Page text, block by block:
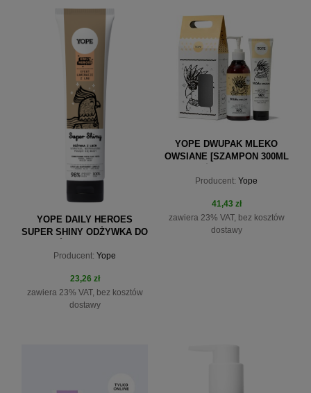
do koszyka
YOPE DAILY HEROES
SUPER SHINY ODŻYWKA DO
Producent: Yope
23,26 zł
zawiera 23% VAT, bez kosztów
dostawy
YOPE DWUPAK MLEKO
OWSIANE [SZAMPON 300ML
Producent: Yope
41,43 zł
zawiera 23% VAT, bez kosztów
dostawy